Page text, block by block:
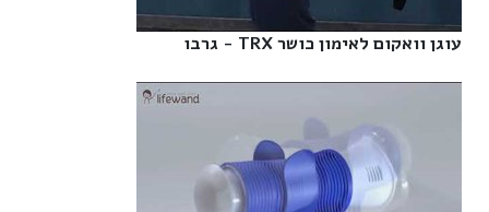
עוגן וואקום לאימון כושר TRX - גרבו‎